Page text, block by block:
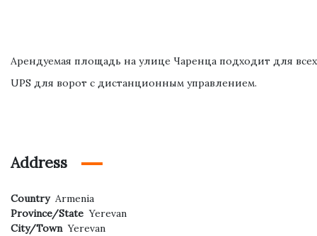
Арендуемая площадь на улице Чаренца подходит для
UPS для ворот с дистанционным управлением.
Address
Country Armenia
Province/State Yerevan
City/Town Yerevan